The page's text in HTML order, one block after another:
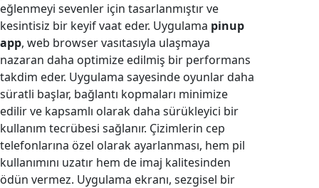
eğlenmeyi sevenler için tasarlanmıştır ve
kesintisiz bir keyif vaat eder. Uygulama pinup
app, web browser vasıtasıyla ulaşmaya
nazaran daha optimize edilmiş bir performans
takdim eder. Uygulama sayesinde oyunlar daha
süratli başlar, bağlantı kopmaları minimize
edilir ve kapsamlı olarak daha sürükleyici bir
kullanım tecrübesi sağlanır. Çizimlerin cep
telefonlarına özel olarak ayarlanması, hem pil
kullanımını uzatır hem de imaj kalitesinden
ödün vermez. Uygulama ekranı, sezgisel bir